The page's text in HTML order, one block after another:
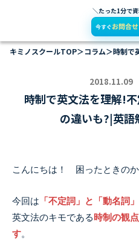
＼たった1分で
キミノスクールTOP＞コラム＞時制で
2018.11.09
時制で英文法を理解!
の違いも?|英語
こんにちは！ 困ったときのか
今回は 「不定詞」と「動名詞
英文法のキモである時制の観
す。